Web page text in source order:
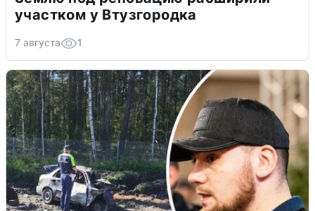
участком у Втузгородка
7 августа 1